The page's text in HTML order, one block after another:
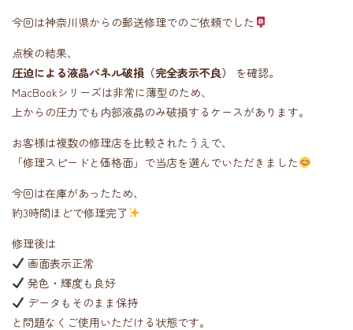
今回は神奈川県からの郵送修理でのご依頼でした
点検の結果、
圧迫による液晶パネル破損（完全表示不良）
を確認。
MacBookシリーズは非常に薄型のため、
上からの圧力でも内部液晶のみ破損するケースがあります。
お客様は複数の修理店を比較されたうえで、
「修理スピードと価格面」で当店を選んでいただきました
今回は在庫があったため、
約3時間ほどで修理完了
修理後は
画面表示正常
発色・輝度も良好
データもそのまま保持
と問題なくご使用いただける状態です。